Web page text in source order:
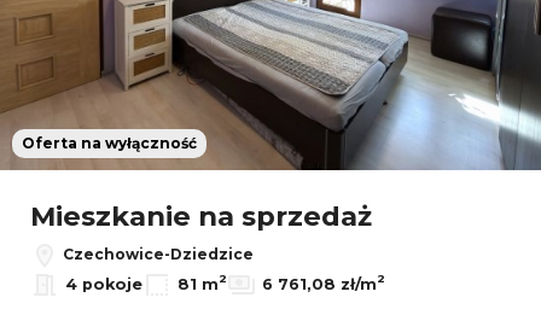
Oferta na wyłączność
Mieszkanie na sprzedaż
Czechowice-Dziedzice
4 pokoje
81 m2 6 761,08 zł/m2